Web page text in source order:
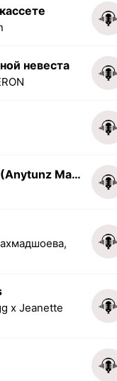
невеста
Magnetic (Anytunz Marimba Ringtone)
x Jeanette